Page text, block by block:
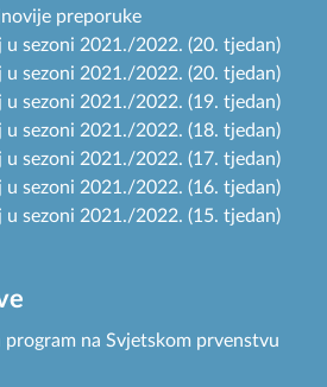
preporuke
sezoni 2021./2022. (20. tjedan)
sezoni 2021./2022. (20. tjedan)
sezoni 2021./2022. (19. tjedan)
sezoni 2021./2022. (18. tjedan)
sezoni 2021./2022. (17. tjedan)
sezoni 2021./2022. (16. tjedan)
sezoni 2021./2022. (15. tjedan)
na Svjetskom prvenstvu